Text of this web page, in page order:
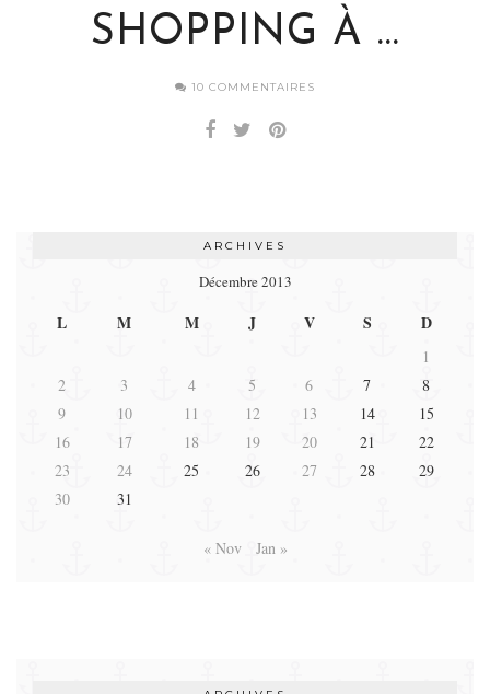
SHOPPING À …
10 COMMENTAIRES
ARCHIVES
Décembre 2013
L M M J V S D
1
2
3 4 5 6 7
8
9
10 11 12 13 14
15
16
17 18 19 20 21
22
23
24 25 26 27 28
29
30
31
« Nov Jan »